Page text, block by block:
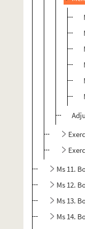
Ms 11.
Ms 12.
Ms 13.
Ms 14.